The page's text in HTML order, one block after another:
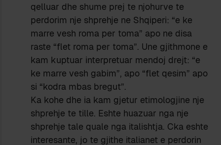
qelluar dhe shume prej te njohurve te
perdorim nje shprehje ne Shqiperi: “e ke
marre vesh roma per toma” apo ne disa
raste “flet roma per toma”. Une gjithmone e
kam kuptuar interpretuar mendoj drejt: “e
ke marre vesh gabim”, apo “flet qesim” apo
si “kodra mbas bregut”.
Ka kohe dhe ia kam gjetur etimologjine nje
shprehje te tille. Eshte huazuar nga nje
shprehje tale quale nga italishtja. Cka eshte
interesante, jo te gjithe italianet e perdorin